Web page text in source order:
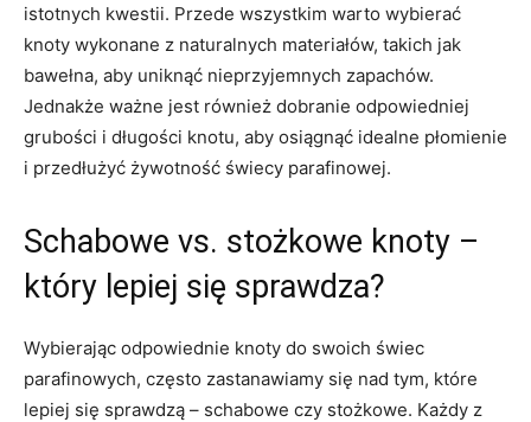
⁢istotnych kwestii. Przede ​wszystkim warto ‌wybierać​
knoty wykonane z naturalnych‌ materiałów, takich⁢ jak
bawełna, aby ‌uniknąć nieprzyjemnych zapachów.
Jednakże ważne jest również ‍dobranie ‍odpowiedniej​
grubości i długości knotu, aby osiągnąć idealne płomienie
i przedłużyć żywotność świecy parafinowej.
Schabowe vs. stożkowe​ knoty –
który lepiej się sprawdza?
Wybierając odpowiednie knoty do swoich świec
parafinowych, często zastanawiamy się nad tym, które⁣
lepiej się sprawdzą ⁢– schabowe czy stożkowe. Każdy z‌